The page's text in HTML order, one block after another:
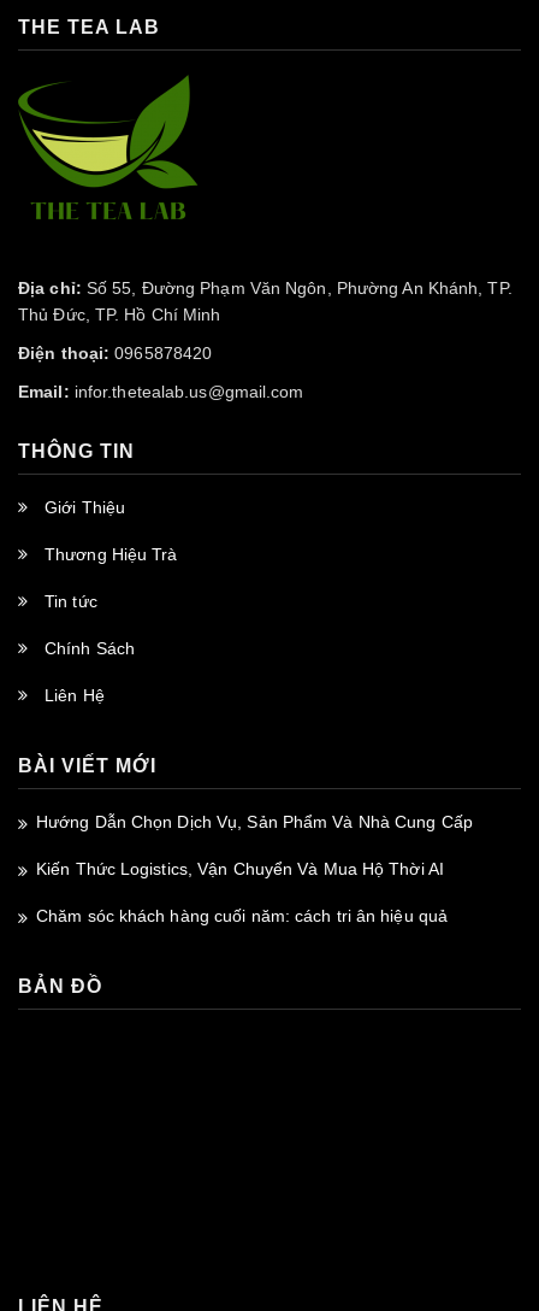
THE TEA LAB
Địa chỉ: Số 55, Đường Phạm Văn Ngôn, Phường An Khánh, TP.
Thủ Đức, TP. Hồ Chí Minh
Điện thoại: 0965878420
Email: infor.thetealab.us@gmail.com
THÔNG TIN
Giới Thiệu
Thương Hiệu Trà
Tin tức
Chính Sách
Liên Hệ
BÀI VIẾT MỚI
Hướng Dẫn Chọn Dịch Vụ, Sản Phẩm Và Nhà Cung Cấp
Kiến Thức Logistics, Vận Chuyển Và Mua Hộ Thời AI
Chăm sóc khách hàng cuối năm: cách tri ân hiệu quả
BẢN ĐỒ
LIÊN HỆ